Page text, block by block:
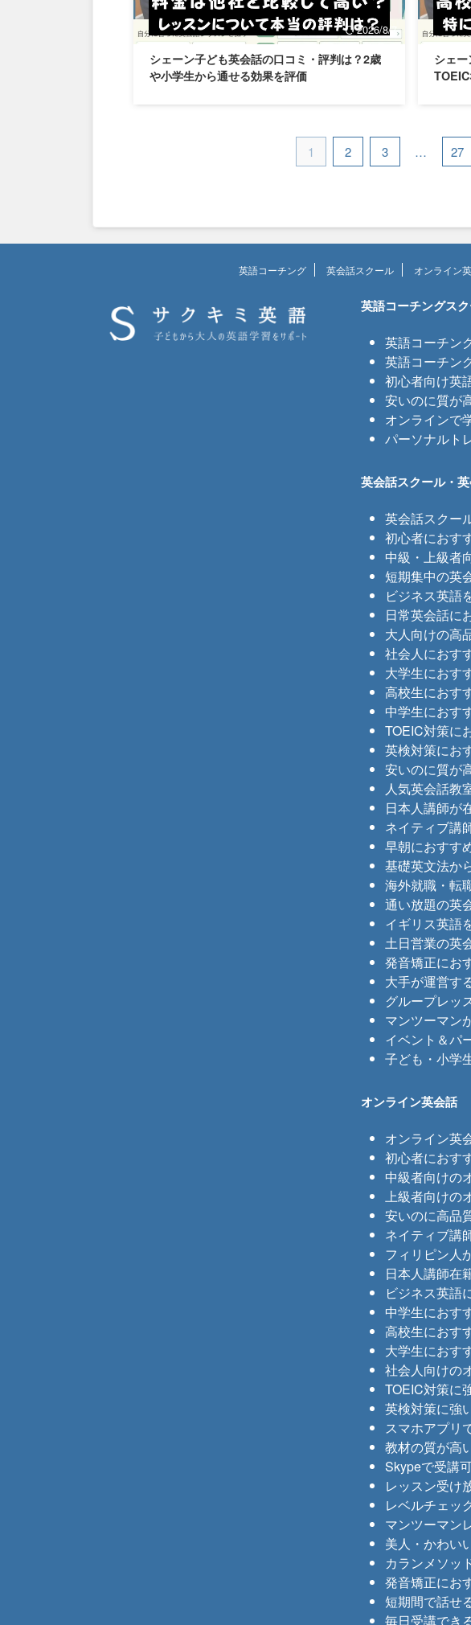
2026/8/7
シェーン子ども英会話の口コミ・評判は？2歳
や小学生から通せる効果を評価
シェ
1 2 3 … 27
英語コーチング 英会話スクール オンライン
英語コーチングス
英語コーチン
英語コーチン
初心者向け英
安いのに質が
オンラインで
パーソナルト
英会話スクール・
英会話スクー
初心者におす
中級・上級者
短期集中の英
ビジネス英語
日常英会話に
大人向けの高
社会人におす
大学生におす
高校生におす
中学生におす
TOEIC対策に
英検対策にお
安いのに質が
人気英会話教
日本人講師が
ネイティブ講
早朝におすす
基礎英文法か
海外就職・転
通い放題の英
イギリス英語
土日営業の英
発音矯正にお
大手が運営す
グループレッ
マンツーマン
イベント＆パ
子ども・小学
オンライン英会話
オンライン英
初心者におす
中級者向けの
上級者向けの
安いのに高品
ネイティブ講
フィリピン人
日本人講師在
ビジネス英語
中学生におす
高校生におす
大学生におす
社会人向けの
TOEIC対策に
英検対策に強
スマホアプリ
教材の質が高
Skypeで受講
レッスン受け
レベルチェッ
マンツーマン
美人・かわい
カランメソッ
発音矯正にお
短期間で話せ
毎日受講でき